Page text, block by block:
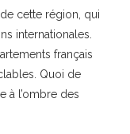
cette région, qui
internationales.
français
Quoi de
à l’ombre des